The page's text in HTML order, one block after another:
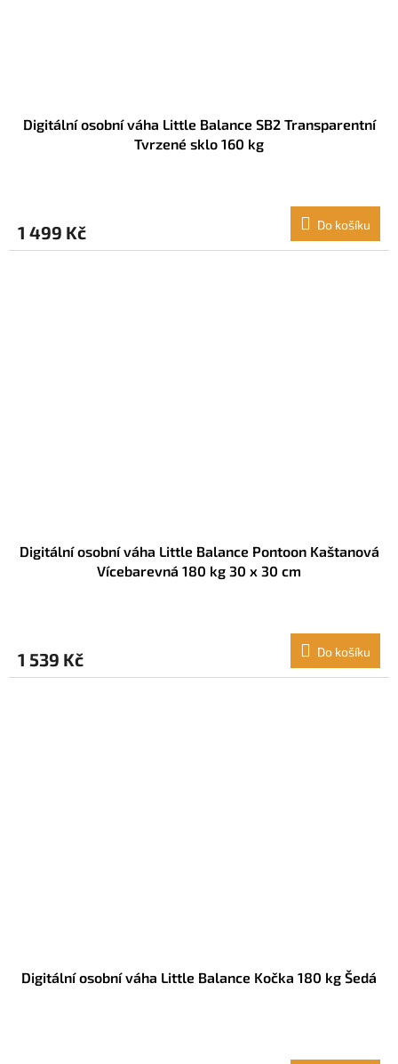
Digitální osobní váha Little Balance SB2 Transparentní
Tvrzené sklo 160 kg
1 499 Kč Do košíku
Digitální osobní váha Little Balance Pontoon Kaštanová
Vícebarevná 180 kg 30 x 30 cm
1 539 Kč Do košíku
Digitální osobní váha Little Balance Kočka 180 kg Šedá